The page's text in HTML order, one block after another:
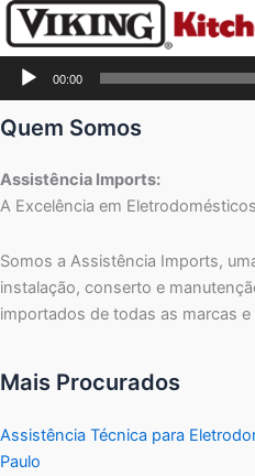
00:00
Quem Somos
Assistência Imports:
A Excelência em
Somos a Assistência Imports,
instalação, conserto e
importados de todas as marcas e
Mais Procurados
Assistência Técnica para
Paulo